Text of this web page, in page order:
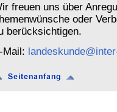
freuen uns über
oder
berücksichtigen.
Mail: